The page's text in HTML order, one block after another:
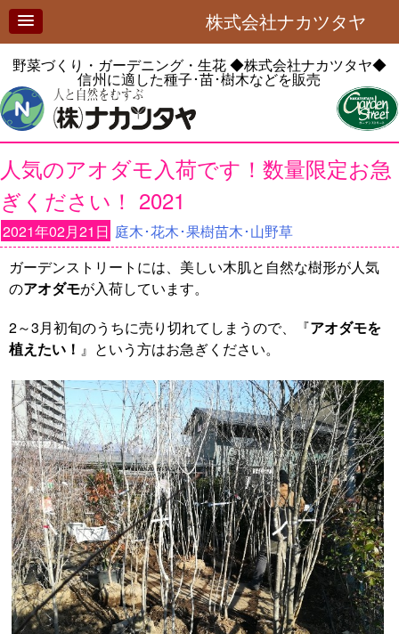
株式会社ナカツタヤ
野菜づくり・ガーデニング・生花◆株式会社ナカツタヤ◆
信州に適した種子･苗･樹木などを販売
人気のアオダモ入荷です！数量限定お急
ぎください！ 2021
2021年02月21日 庭木･花木･果樹苗木･山野草
ガーデンストリートには、美しい木肌と自然な樹形が人気
のアオダモが入荷しています。
2～3月初旬のうちに売り切れてしまうので、『アオダモを
植えたい！ 』という方はお急ぎください。